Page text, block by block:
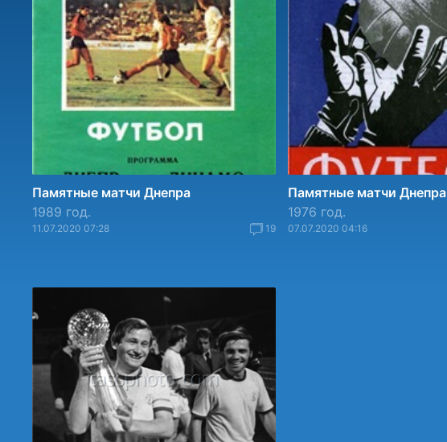
Памятные матчи Днепра
1989 год.
11.07.2020 07:28 19
Памятные матчи Днепра
1976 год.
07.07.2020 04:16